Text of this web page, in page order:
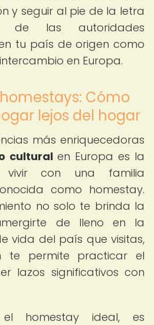
y seguir al pie de la letra
de las autoridades
tu país de origen como
en Europa.
Cómo
lejos del hogar
más enriquecedoras
culturalen Europa es la
vivir con una familia
como homestay.
no solo te brinda la
de lleno en la
vida del país que visitas,
te permite practicar el
lazos significativos con
homestay ideal, es